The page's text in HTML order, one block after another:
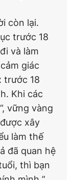
còn lại.
trước 18
và làm
giác
trước 18
Khi các
”, vững vàng
xây
làm thế
đã quan hệ
thì bạn